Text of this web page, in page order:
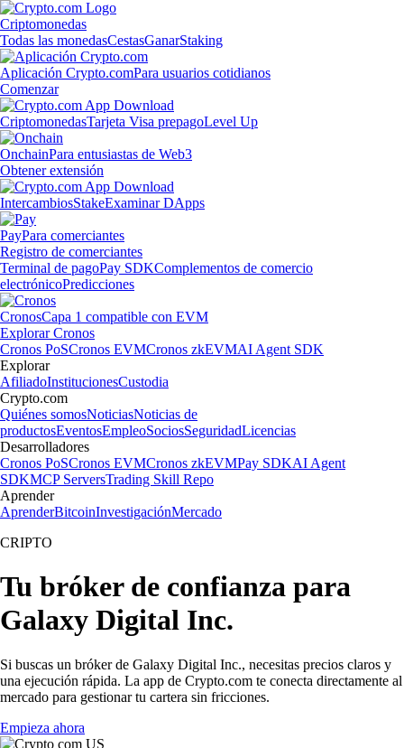
Criptomonedas
Todas las monedasCestasGanarStaking
Aplicación Crypto.comPara usuarios cotidianos
Comenzar
CriptomonedasTarjeta Visa prepagoLevel Up
OnchainPara entusiastas de Web3
Obtener extensión
IntercambiosStakeExaminar DApps
PayPara comerciantes
Registro de comerciantes
Terminal de pagoPay SDKComplementos de comercio
electrónicoPredicciones
CronosCapa 1 compatible con EVM
Explorar Cronos
Cronos PoSCronos EVMCronos zkEVMAI Agent SDK
Explorar
AfiliadoInstitucionesCustodia
Crypto.com
Quiénes somosNoticiasNoticias de
productosEventosEmpleoSociosSeguridadLicencias
Desarrolladores
Cronos PoSCronos EVMCronos zkEVMPay SDKAI Agent
SDKMCP ServersTrading Skill Repo
Aprender
AprenderBitcoinInvestigaciónMercado
CRIPTO
Tu bróker de confianza para
Galaxy Digital Inc.
Si buscas un bróker de Galaxy Digital Inc., necesitas precios claros y
una ejecución rápida. La app de Crypto.com te conecta directamente al
mercado para gestionar tu cartera sin fricciones.
Empieza ahora